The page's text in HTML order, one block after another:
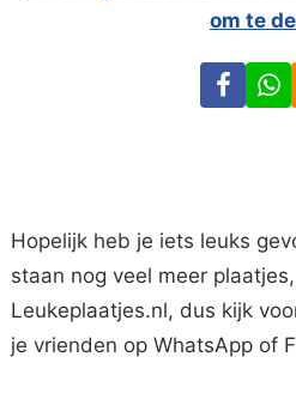
om te
Hopelijk heb je iets leuks
staan nog veel meer
Leukeplaatjes.nl, dus kijk
je vrienden op WhatsApp of